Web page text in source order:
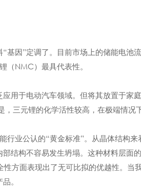
基因”定调了。目前市场上的储能电池
（NMC）最具代表性。
用于电动汽车领域。但将其放置于家
三元锂的化学活性较高，在极端情况
行业公认的“黄金标准”。从晶体结构
结构不容易发生坍塌。这种材料层面
方面表现出了无可比拟的优越性。当
。